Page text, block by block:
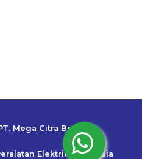
Mega Citra Bestari
Elektrik Indonesia